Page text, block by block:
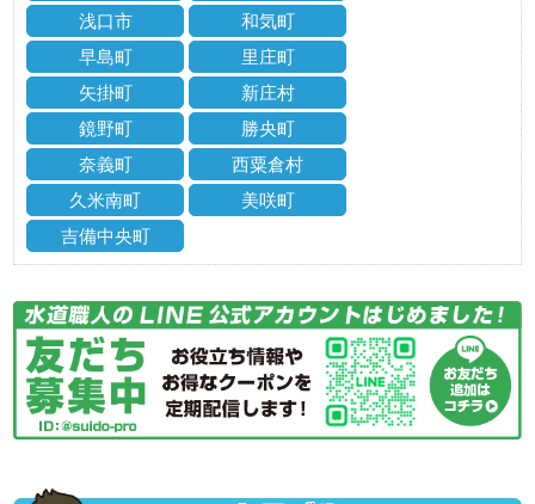
浅口市
和気町
早島町
里庄町
矢掛町
新庄村
鏡野町
勝央町
奈義町
西粟倉村
久米南町
美咲町
吉備中央町